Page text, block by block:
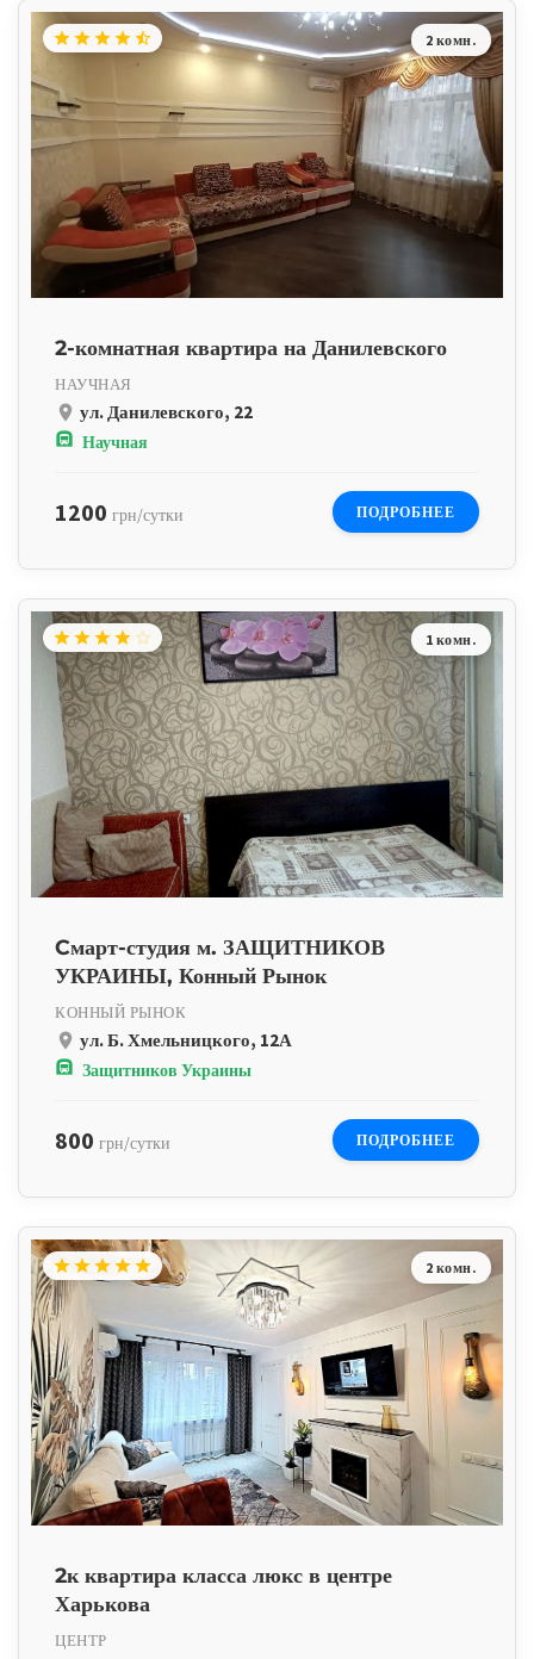
2 комн.
starstarstarstarstar_half
2-комнатная квартира на Данилевского
НАУЧНАЯ
place ул. Данилевского, 22
subway Научная
1200 грн/сутки ПОДРОБНЕЕ
1 комн.
starstarstarstar star_border
Cмарт-студия м. ЗАЩИТНИКОВ
УКРАИНЫ, Конный Рынок
КОННЫЙ РЫНОК
place ул. Б. Хмельницкого, 12А
subway Защитников Украины
800 грн/сутки ПОДРОБНЕЕ
2 комн.
starstarstarstarstar
2к квартира класса люкс в центре
Харькова
ЦЕНТР